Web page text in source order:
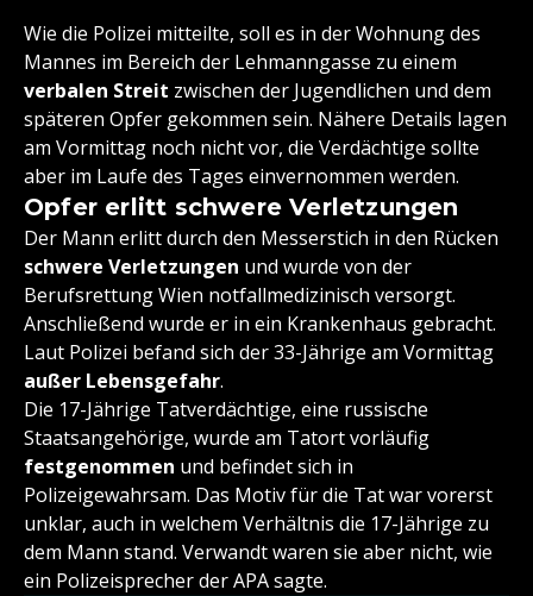
Wie die Polizei mitteilte, soll es in der Wohnung des
Mannes im Bereich der Lehmanngasse zu einem
verbalen Streit zwischen der Jugendlichen und dem
späteren Opfer gekommen sein. Nähere Details lagen
am Vormittag noch nicht vor, die Verdächtige sollte
aber im Laufe des Tages einvernommen werden.
Opfer erlitt schwere Verletzungen
Der Mann erlitt durch den Messerstich in den Rücken
schwere Verletzungen und wurde von der
Berufsrettung Wien notfallmedizinisch versorgt.
Anschließend wurde er in ein Krankenhaus gebracht.
Laut Polizei befand sich der 33-Jährige am Vormittag
außer Lebensgefahr.
Die 17-Jährige Tatverdächtige, eine russische
Staatsangehörige, wurde am Tatort vorläufig
festgenommen und befindet sich in
Polizeigewahrsam. Das Motiv für die Tat war vorerst
unklar, auch in welchem Verhältnis die 17-Jährige zu
dem Mann stand. Verwandt waren sie aber nicht, wie
ein Polizeisprecher der APA sagte.